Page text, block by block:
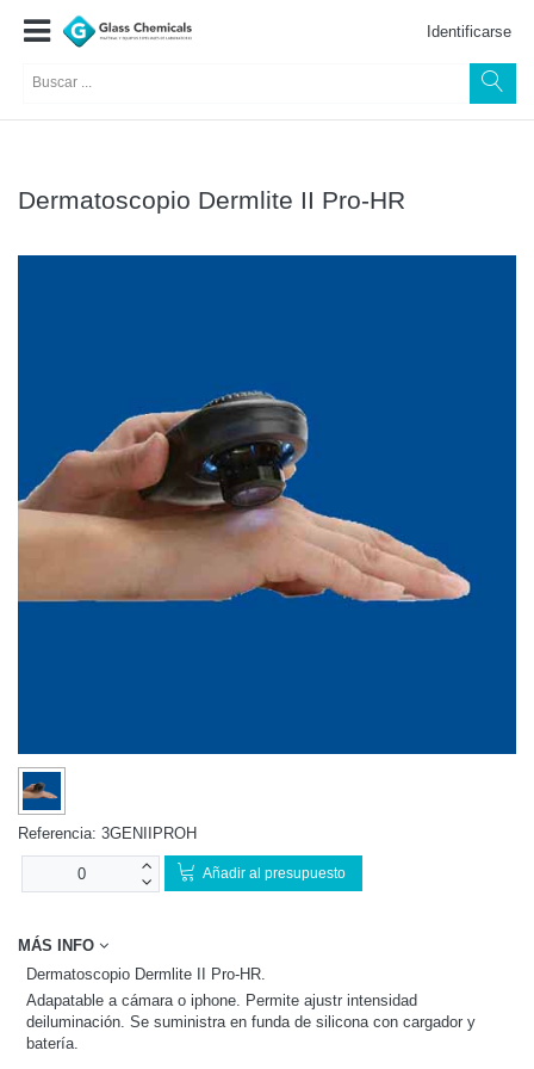
Identificarse
Dermatoscopio Dermlite II Pro-HR
Referencia: 3GENIIPROH
Añadir al presupuesto
MÁS INFO
Dermatoscopio Dermlite II Pro-HR.
Adapatable a cámara o iphone. Permite ajustr intensidad
deiluminación. Se suministra en funda de silicona con cargador y
batería.